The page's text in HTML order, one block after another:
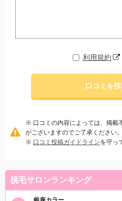
利用規約
口コミを
※ 口コミの内容によっては、掲載
がございますのでご了承ください。
※ 口コミ投稿ガイドラインを守っ
脱毛サロンランキング